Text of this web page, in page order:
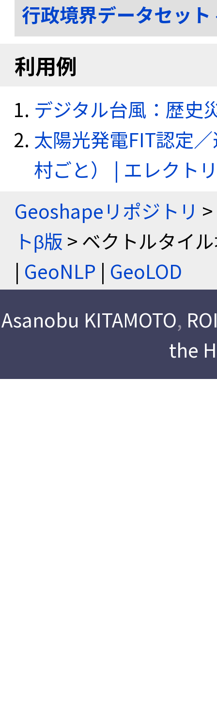
行政境界データセッ
利用例
デジタル台風：歴史
太陽光発電FIT認定
村ごと） | エレクト
Geoshapeリポジトリ >
トβ版 > ベクトルタイ
| GeoNLP | GeoLOD
Asanobu KITAMOTO,
the